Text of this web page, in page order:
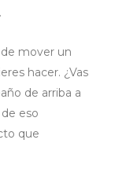
mover un
hacer. ¿Vas
de arriba a
eso
que